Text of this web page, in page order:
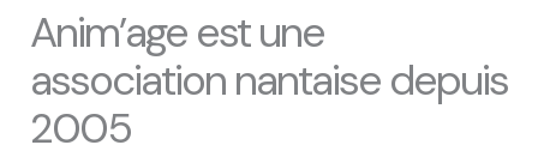
Anim’age est une
association nantaise depuis
2005